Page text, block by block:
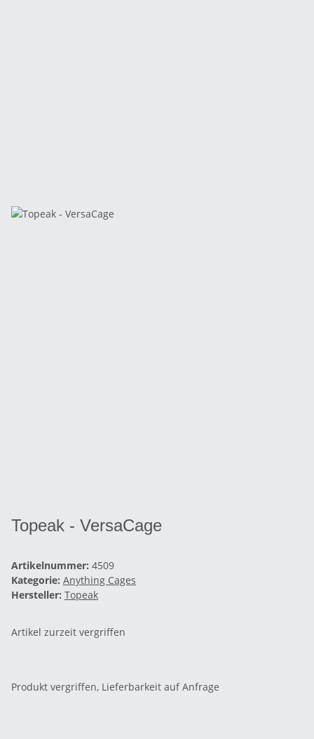
Topeak - VersaCage
Artikelnummer: 4509
Kategorie: Anything Cages
Hersteller: Topeak
Artikel zurzeit vergriffen
Produkt vergriffen, Lieferbarkeit auf Anfrage